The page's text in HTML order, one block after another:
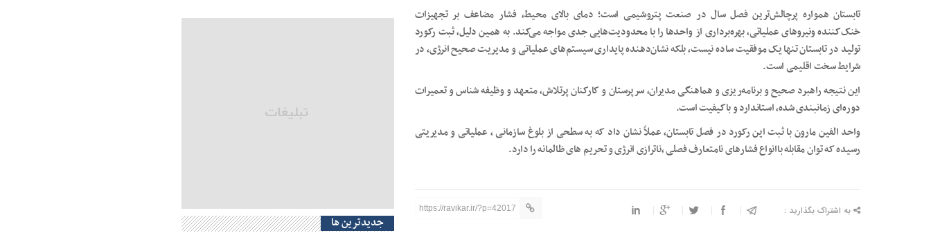
تابستان همواره پرچالش‌ترین فصل سال در صنعت پتروشیمی است؛ دمای بالای محیط، فشار مضاعف بر تجهیزات
خنک‌کننده ونیروهای عملیاتی، بهره‌برداری از واحدها را با محدودیت‌هایی جدی مواجه می‌کند. به همین دلیل، ثبت رکورد
تولید در تابستان تنها یک موفقیت ساده نیست، بلکه نشان‌دهنده پایداری سیستم‌های عملیاتی و مدیریت صحیح انرژی، در
شرایط سخت اقلیمی است.
این نتیجه راهبرد صحیح و برنامه‌ریزی و هماهنگی مدیران، سرپرستان و کارکنان پرتلاش، متعهد و وظیفه شناس و تعمیرات
دوره‌ای زمانبندی شده، استاندارد و باکیفیت است.
واحد الفین مارون با ثبت این رکورد در فصل تابستان، عملاً نشان داد که به سطحی از بلوغ سازمانی ، عملیاتی و مدیریتی
رسیده که توان مقابله باانواع فشارهای نامتعارف فصلی ،ناترازی انرژی و تحریم های ظالمانه را دارد.
به اشتراک بگذارید : https://ravikar.ir/?p=42017
جديدترين ها